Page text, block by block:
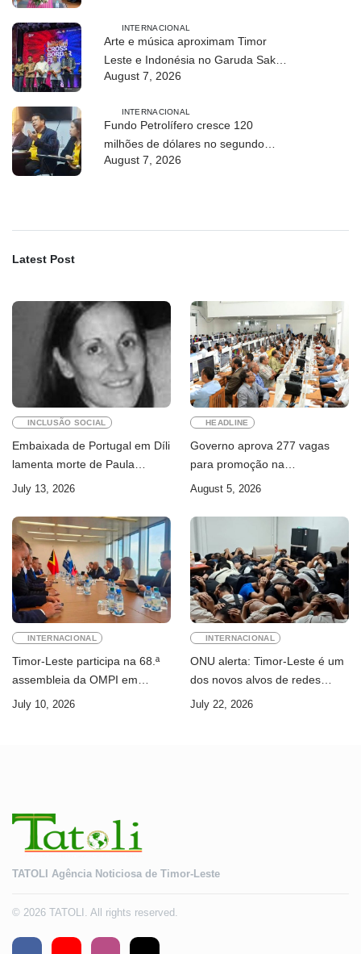
INTERNACIONAL
Arte e música aproximam Timor
Leste e Indonésia no Garuda Sakti
Crossborder Fest 2026
August 7, 2026
INTERNACIONAL
Fundo Petrolífero cresce 120
milhões de dólares no segundo
trimestre
August 7, 2026
Latest Post
INCLUSÃO SOCIAL
Embaixada de Portugal em Díli
lamenta morte de Paula
Ferreira Pinto
July 13, 2026
HEADLINE
Governo aprova 277 vagas
para promoção na
Administração Pública
August 5, 2026
INTERNACIONAL
Timor-Leste participa na 68.ª
assembleia da OMPI em
Genebra
July 10, 2026
INTERNACIONAL
ONU alerta: Timor-Leste é um
dos novos alvos de redes
internacionais de cibercrime
July 22, 2026
TATOLI Agência Noticiosa de Timor-Leste
© 2026 TATOLI. All rights reserved.